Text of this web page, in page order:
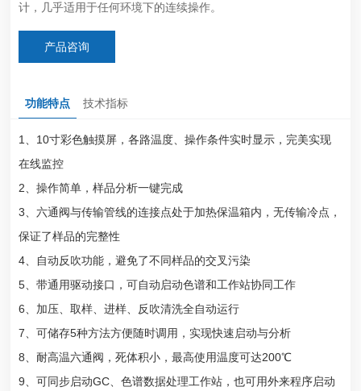
计，几乎适用于任何环境下的连续操作。
产品咨询
功能特点 技术指标
1、10寸彩色触摸屏，各路温度、操作条件实时显示，完美实现
在线监控
2、操作简单，样品分析一键完成
3、六通阀与传输管线的连接点处于加热保温箱内，无传输冷点，
保证了样品的完整性
4、自动反吹功能，避免了不同样品的交叉污染
5、带通用驱动接口，可自动启动色谱和工作站协同工作
6、加压、取样、进样、反吹清洗全自动运行
7、可储存5种方法方便随时调用，实现快速启动与分析
8、耐高温六通阀，死体积小，最高使用温度可达200℃
9、可同步启动GC、色谱数据处理工作站，也可用外来程序启动